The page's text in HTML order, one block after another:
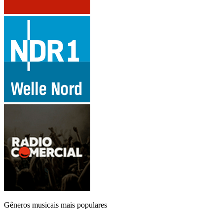
Gêneros musicais mais populares